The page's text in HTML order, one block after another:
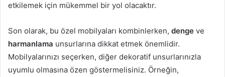
etkilemek için mükemmel bir yol olacaktır.
Son olarak, bu özel mobilyaları kombinlerken, denge ve
harmanlama unsurlarına dikkat etmek önemlidir.
Mobilyalarınızı seçerken, diğer dekoratif unsurlarınızla
uyumlu olmasına özen göstermelisiniz. Örneğin,